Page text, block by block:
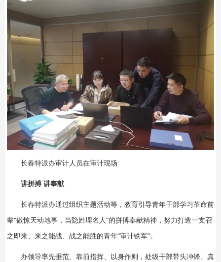
长春特派办审计人员在审计现场
讲拼搏 讲奉献
长春特派办通过组织主题活动等，教育引导青年干部学习革命前
辈“做惊天动地事，当隐姓埋名人”的拼搏奉献精神，努力打造一支召
之即来、来之能战、战之能胜的青年“审计铁军”。
办领导率先垂范、靠前指挥、以身作则，处级干部带头冲锋、真